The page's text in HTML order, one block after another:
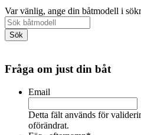
Var vänlig, ange din båtmodell i
Fråga om just din båt
Email
Detta fält används för
oförändrat.